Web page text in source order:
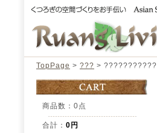
TopPage > ??? > ???????????
商品数：0点
合計： 0円